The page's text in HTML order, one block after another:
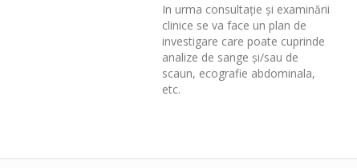
In urma consultație și examinării
clinice se va face un plan de
investigare care poate cuprinde
analize de sange și/sau de
scaun, ecografie abdominala,
etc.